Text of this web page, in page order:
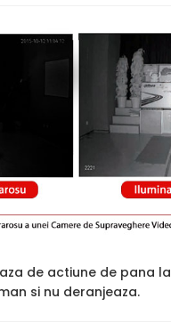
de actiune de pana la
si nu deranjeaza.